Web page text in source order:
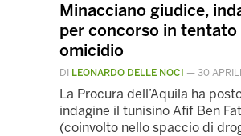
Minacciano giudice,
per concorso in tentato
omicidio
DI LEONARDO DELLE NOCI — 30
La Procura dell’Aquila ha
indagine il tunisino Afif Ben
(coinvolto nello spaccio di